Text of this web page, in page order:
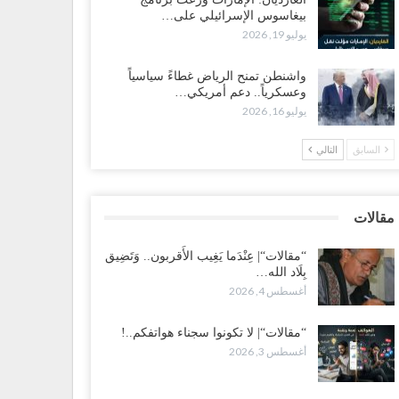
تصعيد غير مسبوق ولأول مرة.. عمرو البيض يهاجم
الثقة معدومة والقوات الجنوبية ستتحرك إذا استمر
3, 2026
تصاعد الخلافات داخل “الرئاسي”.. أعضاء المجلس ينقلبون
العليمي ويلغون قراراته ويضغطون لإقالة مدير…
وغياب الغاز يفاقمان مأساة الأهالي بعدن.. مدينة تغرق
3, 2026
لا تكونوا سجناء هواتفكم..!
بيغاسوس الإسرائيلي على…
يوليو 19, 2026
واشنطن تمنح الرياض غطاءً سياسياً
وعسكرياً.. دعم أمريكي…
يوليو 16, 2026
السابق التالي
مقالات
“مقالات“| عِنْدَما يَغِيب الأَقربون.. وَتَضِيق
بِلَاد الله…
أغسطس 4, 2026
“مقالات“| لا تكونوا سجناء هواتفكم..!
أغسطس 3, 2026